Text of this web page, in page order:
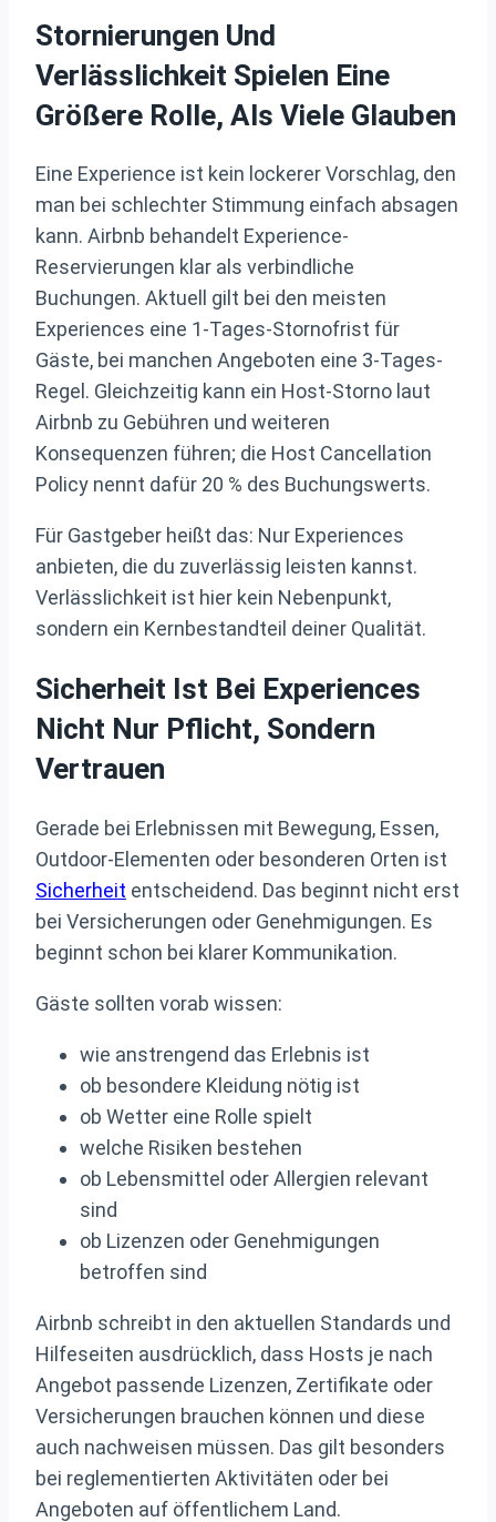
Stornierungen Und
Verlässlichkeit Spielen Eine
Größere Rolle, Als Viele Glauben
Eine Experience ist kein lockerer Vorschlag, den
man bei schlechter Stimmung einfach absagen
kann. Airbnb behandelt Experience-
Reservierungen klar als verbindliche
Buchungen. Aktuell gilt bei den meisten
Experiences eine 1-Tages-Stornofrist für
Gäste, bei manchen Angeboten eine 3-Tages-
Regel. Gleichzeitig kann ein Host-Storno laut
Airbnb zu Gebühren und weiteren
Konsequenzen führen; die Host Cancellation
Policy nennt dafür 20 % des Buchungswerts.
Für Gastgeber heißt das: Nur Experiences
anbieten, die du zuverlässig leisten kannst.
Verlässlichkeit ist hier kein Nebenpunkt,
sondern ein Kernbestandteil deiner Qualität.
Sicherheit Ist Bei Experiences
Nicht Nur Pflicht, Sondern
Vertrauen
Gerade bei Erlebnissen mit Bewegung, Essen,
Outdoor-Elementen oder besonderen Orten ist
Sicherheit entscheidend. Das beginnt nicht erst
bei Versicherungen oder Genehmigungen. Es
beginnt schon bei klarer Kommunikation.
Gäste sollten vorab wissen:
wie anstrengend das Erlebnis ist
ob besondere Kleidung nötig ist
ob Wetter eine Rolle spielt
welche Risiken bestehen
ob Lebensmittel oder Allergien relevant
sind
ob Lizenzen oder Genehmigungen
betroffen sind
Airbnb schreibt in den aktuellen Standards und
Hilfeseiten ausdrücklich, dass Hosts je nach
Angebot passende Lizenzen, Zertifikate oder
Versicherungen brauchen können und diese
auch nachweisen müssen. Das gilt besonders
bei reglementierten Aktivitäten oder bei
Angeboten auf öffentlichem Land.